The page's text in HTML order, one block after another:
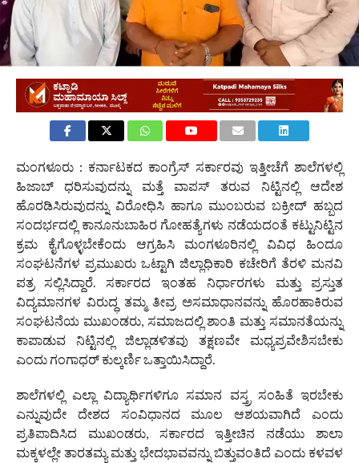
ಮಂಗಳೂರು : ಕರ್ನಾಟಕದ ಕಾಂಗ್ರೆಸ್ ಸರ್ಕಾರವು ಇತ್ತೀಚೆಗೆ ಶಾಲೆಗಳಲ್ಲಿ
ಹಿಜಾಬ್ ಧರಿಸುವುದನ್ನು ಮತ್ತೆ ವಾಪಸ್ ತರುವ ನಿಟ್ಟಿನಲ್ಲಿ ಆದೇಶ
ಹೊರಡಿಸಿರುವುದನ್ನು ವಿರೋಧಿಸಿ ಹಾಗೂ ಮುಂಬರುವ ಬಕ್ರೀದ್ ಹಬ್ಬದ
ಸಂದರ್ಭದಲ್ಲಿ ಕಾನೂನುಬಾಹಿರ ಗೋಹತ್ಯೆಗಳು ನಡೆಯದಂತೆ ಕಟ್ಟುನಿಟ್ಟಿನ
ಕ್ರಮ ಕೈಗೊಳ್ಳಬೇಕೆಂದು ಆಗ್ರಹಿಸಿ ಮಂಗಳೂರಿನಲ್ಲಿ ವಿವಿಧ ಹಿಂದೂ
ಸಂಘಟನೆಗಳ ಪ್ರಮುಖರು ಒಟ್ಟಾಗಿ ಜಿಲ್ಲಾಧಿಕಾರಿ ಕಚೇರಿಗೆ ತೆರಳಿ ಮನವಿ
ಪತ್ರ ಸಲ್ಲಿಸಿದ್ದಾರೆ. ಸರ್ಕಾರದ ಇಂತಹ ನಿರ್ಧಾರಗಳು ಮತ್ತು ಪ್ರಸ್ತುತ
ವಿದ್ಯಮಾನಗಳ ವಿರುದ್ಧ ತಮ್ಮ ತೀವ್ರ ಅಸಮಾಧಾನವನ್ನು ಹೊರಹಾಕಿರುವ
ಸಂಘಟನೆಯ ಮುಖಂಡರು, ಸಮಾಜದಲ್ಲಿ ಶಾಂತಿ ಮತ್ತು ಸಮಾನತೆಯನ್ನು
ಕಾಪಾಡುವ ನಿಟ್ಟಿನಲ್ಲಿ ಜಿಲ್ಲಾಡಳಿತವು ತಕ್ಷಣವೇ ಮಧ್ಯಪ್ರವೇಶಿಸಬೇಕು
ಎಂದು ಗಂಗಾಧರ್ ಕುಲ್ಕರ್ಣಿ ಒತ್ತಾಯಿಸಿದ್ದಾರೆ.
ಶಾಲೆಗಳಲ್ಲಿ ಎಲ್ಲಾ ವಿದ್ಯಾರ್ಥಿಗಳಿಗೂ ಸಮಾನ ವಸ್ತ್ರ ಸಂಹಿತೆ ಇರಬೇಕು
ಎನ್ನುವುದೇ ದೇಶದ ಸಂವಿಧಾನದ ಮೂಲ ಆಶಯವಾಗಿದೆ ಎಂದು
ಪ್ರತಿಪಾದಿಸಿದ ಮುಖಂಡರು, ಸರ್ಕಾರದ ಇತ್ತೀಚಿನ ನಡೆಯು ಶಾಲಾ
ಮಕ್ಕಳಲ್ಲೇ ತಾರತಮ್ಯ ಮತ್ತು ಭೇದಭಾವವನ್ನು ಬಿತ್ತುವಂತಿದೆ ಎಂದು ಕಳವಳ